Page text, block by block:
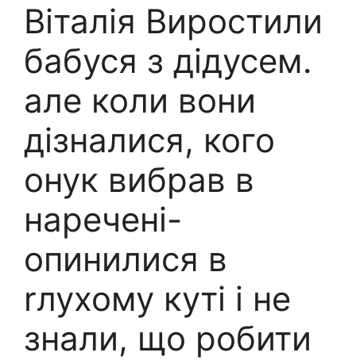
Віталія Виростили
бабуся з дідусем.
але коли вони
дізналися, кого
онук вибрав в
наречені-
опинилися в
rлухому куті і не
знали, що робити